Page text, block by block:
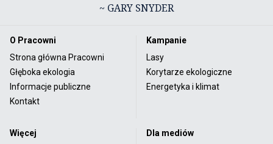
~ GARY SNYDER
O Pracowni
Strona główna Pracowni
Głęboka ekologia
Informacje publiczne
Kontakt
Kampanie
Lasy
Korytarze ekologiczne
Energetyka i klimat
Więcej
Dla mediów